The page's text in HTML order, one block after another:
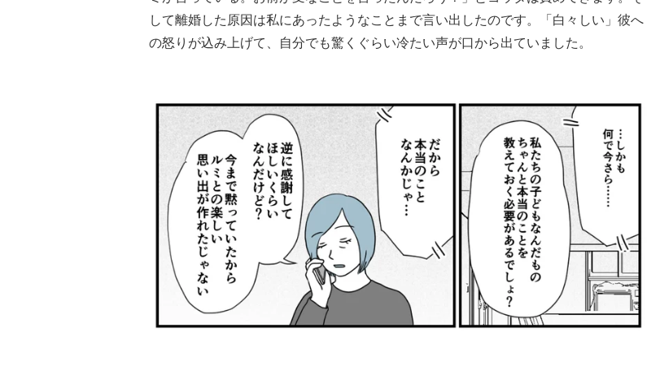
して離婚した原因は私にあったようなことまで言い出したのです。「白々しい」彼へ
の怒りが込み上げて、自分でも驚くぐらい冷たい声が口から出ていました。